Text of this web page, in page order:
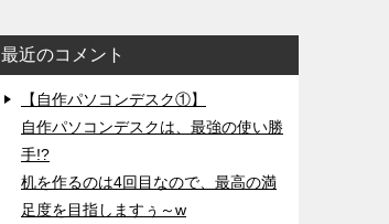
最近のコメント
【自作パソコンデスク①】
自作パソコンデスクは、最強の使い勝
手!?
机を作るのは4回目なので、最高の満
足度を目指しますぅ～w